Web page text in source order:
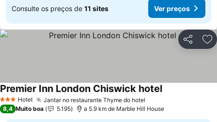
Consulte os preços de 11 sites Ver preços
Partilhar
3 EstrelasHotel Jantar no restaurante Thyme do hotel
Premier Inn London Chiswick hotelVer preços
8,4 Muito boa 5.195 a 5.9 km de Marble Hill House